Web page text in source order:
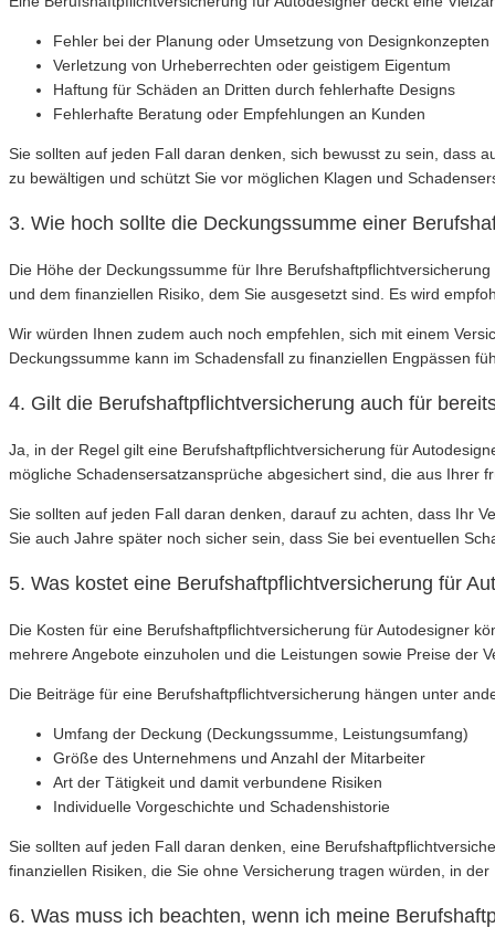
Fehler bei der Planung oder Umsetzung von Designkonzepten
Verletzung von Urheberrechten oder geistigem Eigentum
Haftung für Schäden an Dritten durch fehlerhafte Designs
Fehlerhafte Beratung oder Empfehlungen an Kunden
Sie sollten auf jeden Fall daran denken, sich bewusst zu sein, dass
zu bewältigen und schützt Sie vor möglichen Klagen und
3. Wie hoch sollte die Deckungssumme einer
Die Höhe der Deckungssumme für Ihre
und dem finanziellen Risiko, dem Sie ausgesetzt sind. Es wird
Wir würden Ihnen zudem auch noch empfehlen, sich mit einem
Deckungssumme kann im Schadensfall zu finanziellen Engpässen
4. Gilt die Berufshaftpflichtversicherung auch für
Ja, in der Regel gilt eine Berufshaftpflichtversicherung für
mögliche Schadensersatzansprüche abgesichert sind, die aus Ihrer
Sie sollten auf jeden Fall daran denken, darauf zu achten, dass Ihr
Sie auch Jahre später noch sicher sein, dass Sie bei eventuellen
5. Was kostet eine Berufshaftpflichtversicherung für
Die Kosten für eine Berufshaftpflichtversicherung für Autodesigner
mehrere Angebote einzuholen und die Leistungen sowie Preise der
Die Beiträge für eine Berufshaftpflichtversicherung hängen unter
Umfang der Deckung (Deckungssumme, Leistungsumfang)
Größe des Unternehmens und Anzahl der Mitarbeiter
Art der Tätigkeit und damit verbundene Risiken
Individuelle Vorgeschichte und Schadenshistorie
Sie sollten auf jeden Fall daran denken, eine
finanziellen Risiken, die Sie ohne Versicherung tragen würden, in
6. Was muss ich beachten, wenn ich meine